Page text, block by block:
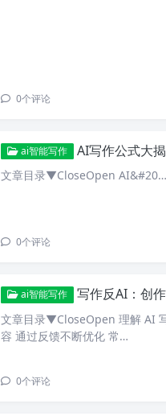
0个评论
ai智能写作 AI写作公式大揭
文章目录▼CloseOpen AI&#20…
0个评论
ai智能写作 写作反AI：创
文章目录▼CloseOpen 理解 AI
容 通过反馈不断优化 常…
0个评论